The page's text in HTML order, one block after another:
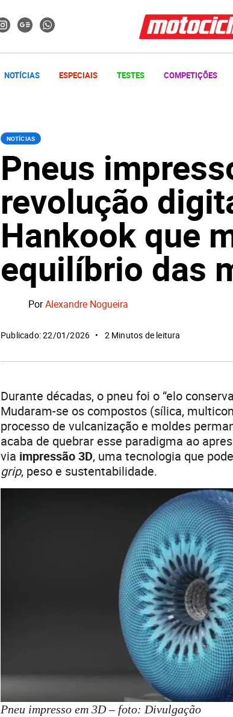
NOTÍCIAS ESPECIAIS TESTES COMPETIÇÕES
NOTÍCIAS
Pneus
revolução
Hankook que
equilíbrio das
PorAlexandre Nogueira
Publicado: 22/01/2026 2 Minutos de leitura
Durante décadas, o pneu foi o “elo
Mudaram-se os compostos (sílica,
processo de vulcanização e moldes
acaba de quebrar esse paradigma ao
via impressão 3D, uma tecnologia que
grip, peso e sustentabilidade.
Pneu impresso em 3D – foto: Divulgação